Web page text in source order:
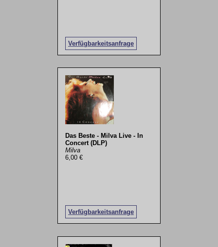
Verfügbarkeitsanfrage
Das Beste - Milva Live - In
Concert (DLP)
Milva
6,00 €
Verfügbarkeitsanfrage